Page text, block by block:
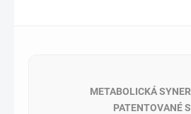
METABOLICKÁ
PATENTOVANÉ